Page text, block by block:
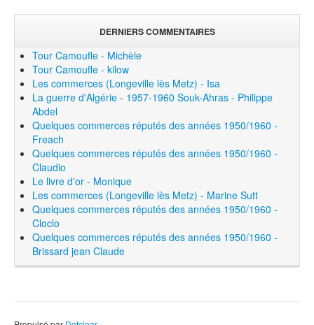
DERNIERS COMMENTAIRES
Tour Camoufle - Michèle
Tour Camoufle - kilow
Les commerces (Longeville lès Metz) - Isa
La guerre d'Algérie - 1957-1960 Souk-Ahras - Philippe
Abdel
Quelques commerces réputés des années 1950/1960 -
Freach
Quelques commerces réputés des années 1950/1960 -
Claudio
Le livre d'or - Monique
Les commerces (Longeville lès Metz) - Marine Sutt
Quelques commerces réputés des années 1950/1960 -
Cloclo
Quelques commerces réputés des années 1950/1960 -
Brissard jean Claude